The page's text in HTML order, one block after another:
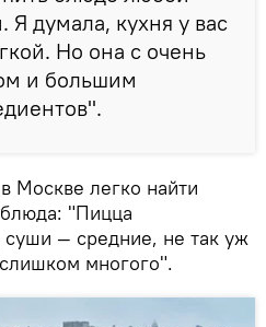
Я думала, кухня у вас
Но она с очень
и большим
Москве легко найти
"Пицца
— средние, не так уж
многого".